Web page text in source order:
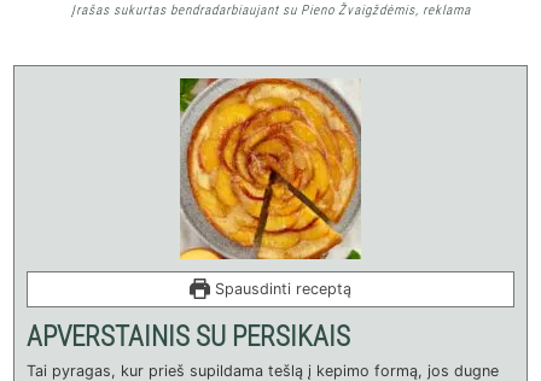
Įrašas sukurtas bendradarbiaujant su Pieno Žvaigždėmis, reklama
Spausdinti receptą
APVERSTAINIS SU PERSIKAIS
Tai pyragas, kur prieš supildama tešlą į kepimo formą, jos dugne